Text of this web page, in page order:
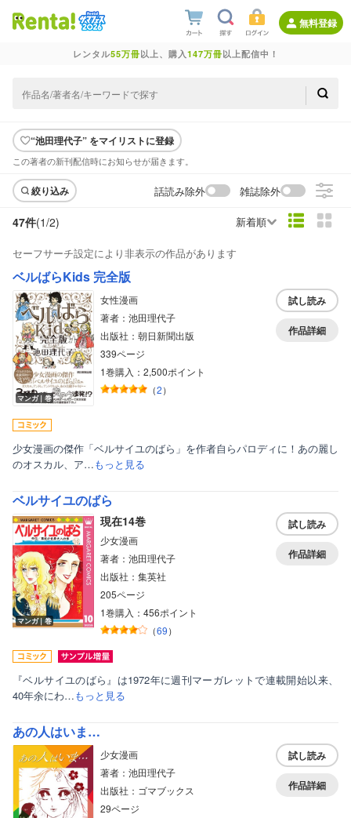
無料登録
レンタル55万冊以上、購入147万冊以上配信中！
“池田理代子” をマイリストに登録
この著者の新刊配信時にお知らせが届きます。
絞り込み 話読み除外 雑誌除外
47件(1/2) 新着順
セーフサーチ設定により非表示の作品があります
ベルばらKids 完全版
マンガ｜巻
女性漫画
著者：池田理代子
出版社：朝日新聞出版
339ページ
1巻購入：2,500ポイント
（2）
試し読み
作品詳細
少女漫画の傑作「ベルサイユのばら」を作者自らパロディに！あの麗し
のオスカル、ア…もっと見る
ベルサイユのばら
マンガ｜巻
現在14巻
少女漫画
著者：池田理代子
出版社：集英社
205ページ
1巻購入：456ポイント
（69）
試し読み
作品詳細
『ベルサイユのばら』は1972年に週刊マーガレットで連載開始以来、
40年余にわ…もっと見る
あの人はいま…
少女漫画
著者：池田理代子
出版社：ゴマブックス
29ページ
試し読み
作品詳細